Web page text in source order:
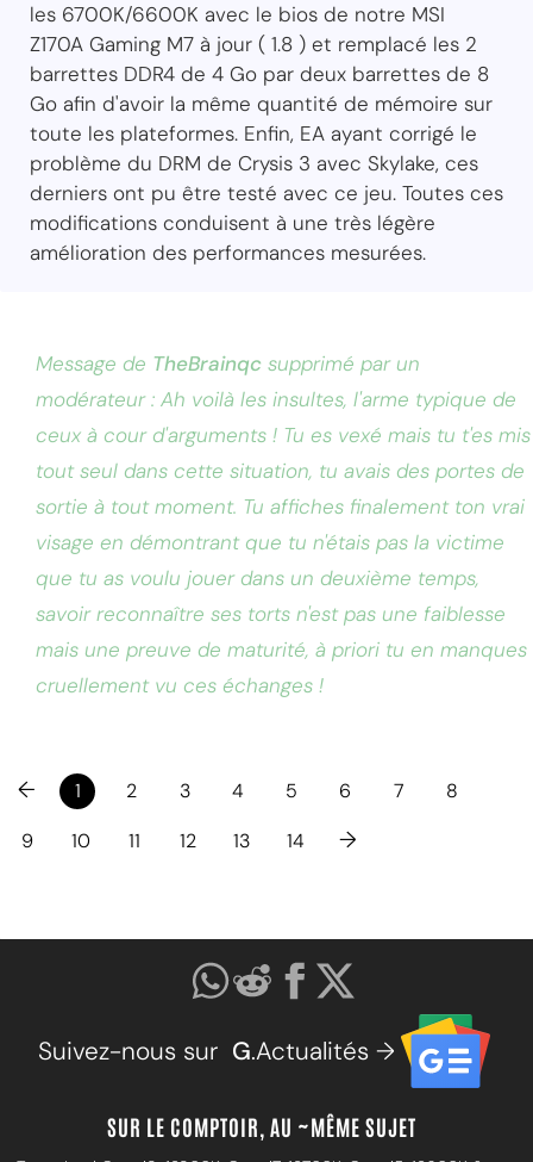
les 6700K/6600K avec le bios de notre MSI
Z170A Gaming M7 à jour ( 1.8 ) et remplacé les 2
barrettes DDR4 de 4 Go par deux barrettes de 8
Go afin d'avoir la même quantité de mémoire sur
toute les plateformes. Enfin, EA ayant corrigé le
problème du DRM de Crysis 3 avec Skylake, ces
derniers ont pu être testé avec ce jeu. Toutes ces
modifications conduisent à une très légère
amélioration des performances mesurées.
Message de TheBrainqc supprimé par un
modérateur : Ah voilà les insultes, l'arme typique de
ceux à cour d'arguments ! Tu es vexé mais tu t'es mis
tout seul dans cette situation, tu avais des portes de
sortie à tout moment. Tu affiches finalement ton vrai
visage en démontrant que tu n'étais pas la victime
que tu as voulu jouer dans un deuxième temps,
savoir reconnaître ses torts n'est pas une faiblesse
mais une preuve de maturité, à priori tu en manques
cruellement vu ces échanges !
← 1 2 3 4 5 6 7
8
9
10 11 12 13 14 →
Suivez-nous sur G.Actualités →
SUR LE COMPTOIR, AU ~MÊME SUJET